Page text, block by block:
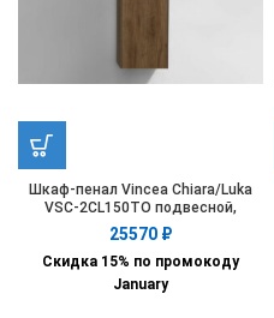
Шкаф-пенал Vincea Chiara/Luka
VSC-2CL150TO подвесной,
1500*350*300, T.Oak
25570 ₽
Скидка 15% по промокоду
January